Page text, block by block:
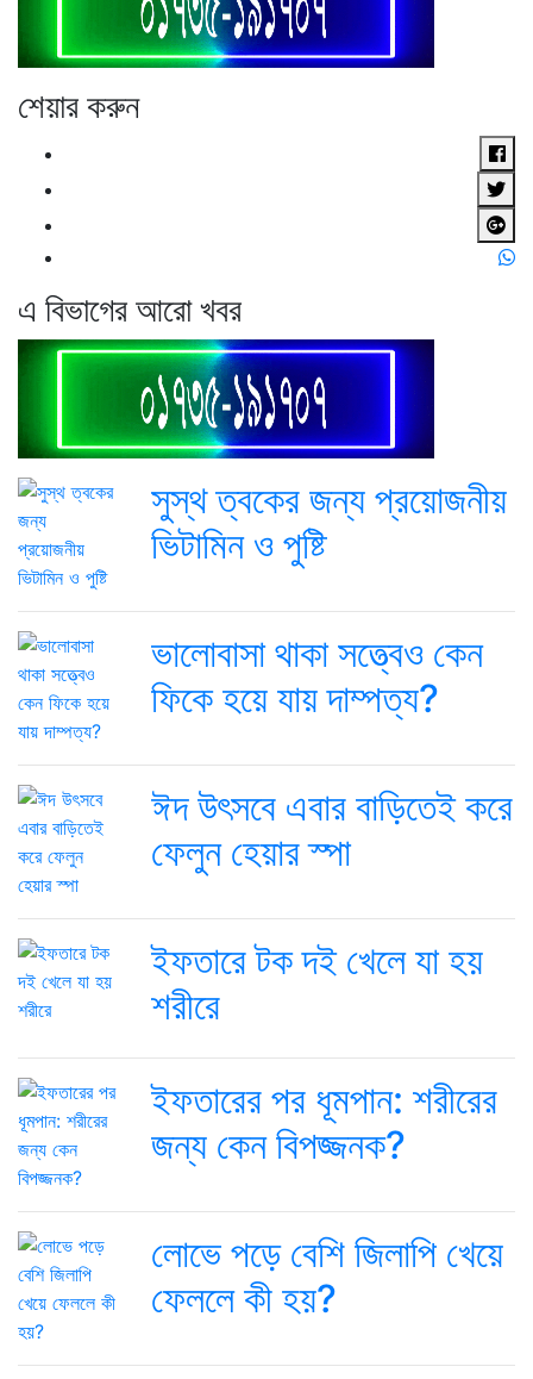
শেয়ার করুন
এ বিভাগের আরো খবর
সুস্থ ত্বকের জন্য প্রয়োজনীয়
ভিটামিন ও পুষ্টি
ভালোবাসা থাকা সত্ত্বেও কেন
ফিকে হয়ে যায় দাম্পত্য?
ঈদ উৎসবে এবার বাড়িতেই করে
ফেলুন হেয়ার স্পা
ইফতারে টক দই খেলে যা হয়
শরীরে
ইফতারের পর ধূমপান: শরীরের
জন্য কেন বিপজ্জনক?
লোভে পড়ে বেশি জিলাপি খেয়ে
ফেললে কী হয়?